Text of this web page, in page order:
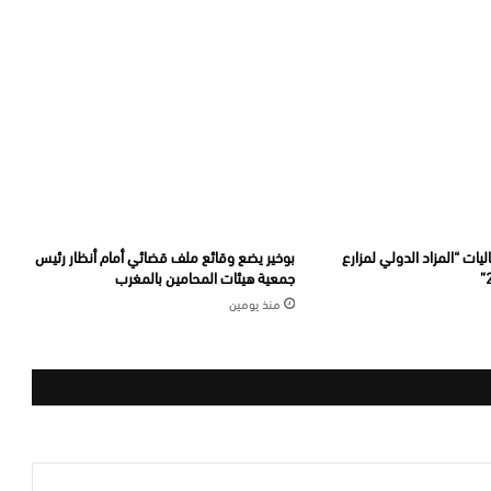
“المزاد الدولي لمزارع بوخير يضع وقائع ملف قضائي أمام أنظار رئيس
جمعية هيئات المحامين بالمغرب
منذ يومين